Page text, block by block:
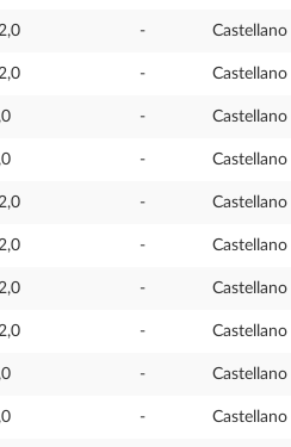
- Castellano
- Castellano
- Castellano
- Castellano
- Castellano
- Castellano
- Castellano
- Castellano
- Castellano
- Castellano